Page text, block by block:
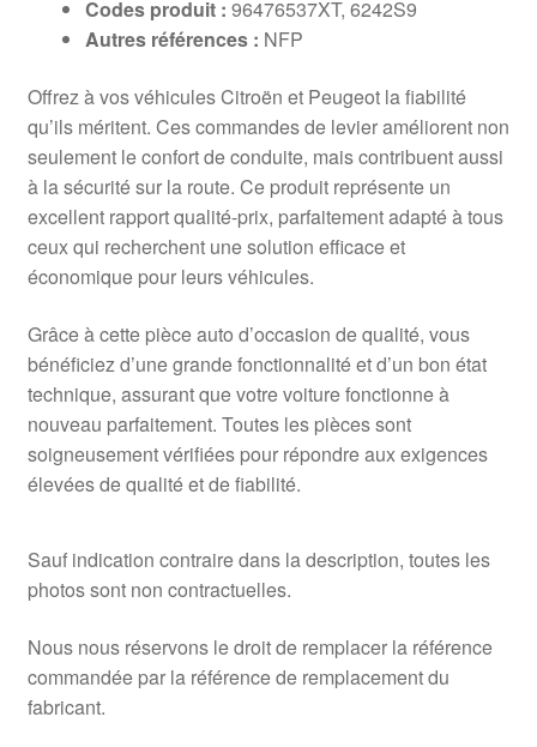
Codes produit : 96476537XT, 6242S9
Autres références : NFP
Offrez à vos véhicules Citroën et Peugeot la fiabilité
qu’ils méritent. Ces commandes de levier améliorent non
seulement le confort de conduite, mais contribuent aussi
à la sécurité sur la route. Ce produit représente un
excellent rapport qualité-prix, parfaitement adapté à tous
ceux qui recherchent une solution efficace et
économique pour leurs véhicules.
Grâce à cette pièce auto d’occasion de qualité, vous
bénéficiez d’une grande fonctionnalité et d’un bon état
technique, assurant que votre voiture fonctionne à
nouveau parfaitement. Toutes les pièces sont
soigneusement vérifiées pour répondre aux exigences
élevées de qualité et de fiabilité.
Sauf indication contraire dans la description, toutes les
photos sont non contractuelles.
Nous nous réservons le droit de remplacer la référence
commandée par la référence de remplacement du
fabricant.